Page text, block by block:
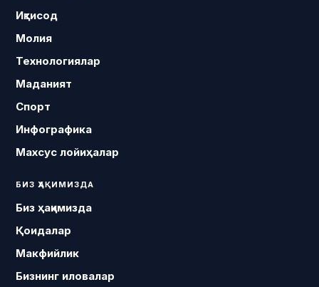
Иқтисод
Молия
Технологиялар
Маданият
Спорт
Инфографика
Махсус лойиҳалар
БИЗ ҲАҚИМИЗДА
Биз ҳақимизда
Қоидалар
Макфийлик
Бизнинг иловалар